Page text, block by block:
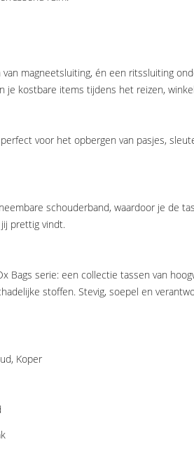
magneetsluiting, én een ritssluiting
je kostbare items tijdens het reizen,
voor het opbergen van pasjes,
schouderband, waardoor je de
prettig vindt.
Bags serie: een collectie tassen van
stoffen. Stevig, soepel en
Koper